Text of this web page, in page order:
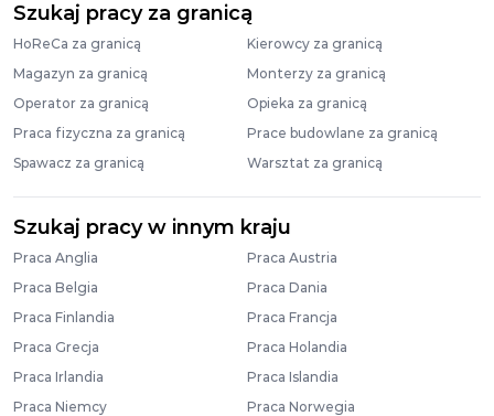
Szukaj pracy za granicą
HoReCa za granicą
Kierowcy za granicą
Magazyn za granicą
Monterzy za granicą
Operator za granicą
Opieka za granicą
Praca fizyczna za granicą
Prace budowlane za granicą
Spawacz za granicą
Warsztat za granicą
Szukaj pracy w innym kraju
Praca Anglia
Praca Austria
Praca Belgia
Praca Dania
Praca Finlandia
Praca Francja
Praca Grecja
Praca Holandia
Praca Irlandia
Praca Islandia
Praca Niemcy
Praca Norwegia